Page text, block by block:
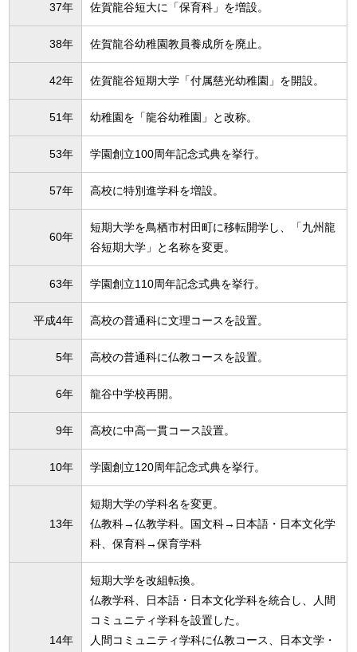
37年 佐賀龍谷短大に「保育科」を増設。
38年 佐賀龍谷幼稚園教員養成所を廃止。
42年 佐賀龍谷短期大学「付属慈光幼稚園」を開設。
51年 幼稚園を「龍谷幼稚園」と改称。
53年 学園創立100周年記念式典を挙行。
57年 高校に特別進学科を増設。
60年
短期大学を鳥栖市村田町に移転開学し、「九州龍
谷短期大学」と名称を変更。
63年 学園創立110周年記念式典を挙行。
平成4年 高校の普通科に文理コースを設置。
5年 高校の普通科に仏教コースを設置。
6年 龍谷中学校再開。
9年 高校に中高一貫コース設置。
10年 学園創立120周年記念式典を挙行。
13年
短期大学の学科名を変更。
仏教科→仏教学科。国文科→日本語・日本文化学
科、保育科→保育学科
14年
短期大学を改組転換。
仏教学科、日本語・日本文化学科を統合し、人間
コミュニティ学科を設置した。
人間コミュニティ学科に仏教コース、日本文学・